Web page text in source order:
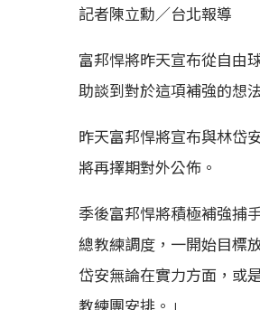
記者陳立勳／台北報導
富邦悍將昨天宣布從自由
助談到對於這項補強的想
昨天富邦悍將宣布與林岱
將再擇期對外公佈。
季後富邦悍將積極補強捕
總教練調度，一開始目標
岱安無論在實力方面，或
教練團安排。」